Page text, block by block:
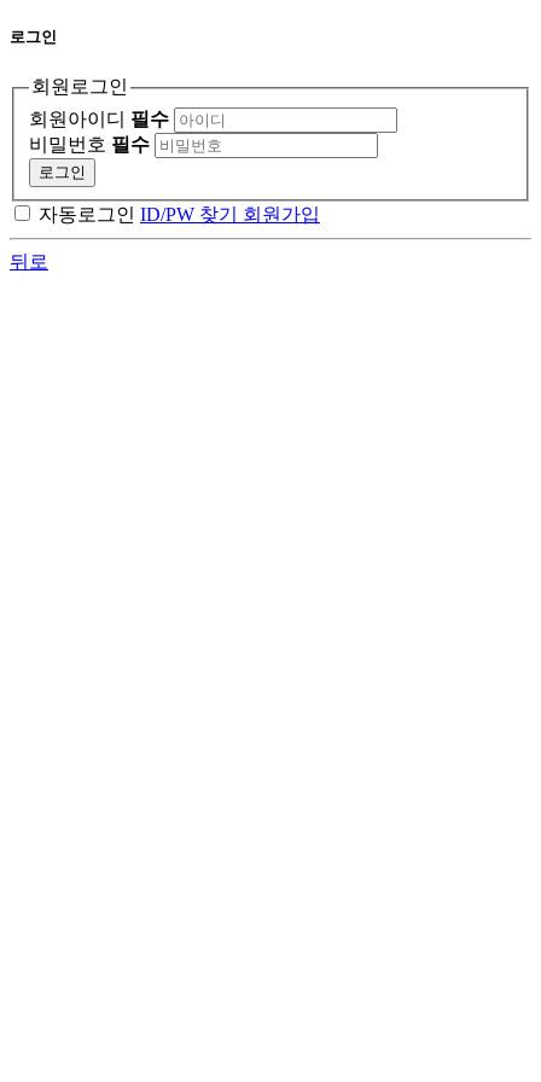
로그인
회원로그인
회원아이디 필수
비밀번호 필수
로그인
자동로그인 ID/PW 찾기 회원가입
뒤로